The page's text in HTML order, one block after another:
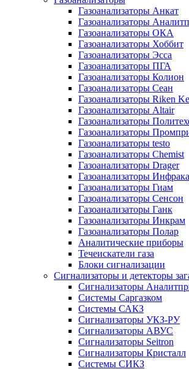
Газоанализаторы Анкат
Газоанализаторы
Газоанализаторы ОКА
Газоанализаторы Хоббит
Газоанализаторы Эсса
Газоанализаторы ПГА
Газоанализаторы Колион
Газоанализаторы Сеан
Газоанализаторы Riken
Газоанализаторы Altair
Газоанализаторы
Газоанализаторы
Газоанализаторы testo
Газоанализаторы Chemist
Газоанализаторы Drager
Газоанализаторы
Газоанализаторы Гиам
Газоанализаторы Сенсон
Газоанализаторы Ганк
Газоанализаторы Инкрам
Газоанализаторы Полар
Аналитические приборы
Течеискатели газа
Блоки сигнализации
Сигнализаторы и детекторы
Сигнализаторы
Системы Саргазком
Системы САКЗ
Сигнализаторы УКЗ-РУ
Сигнализаторы АВУС
Сигнализаторы Seitron
Сигнализаторы Кристалл
Системы СИКЗ